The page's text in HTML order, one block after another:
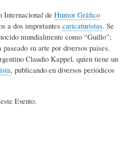
Internacional de Humor Gráfico
a dos importantes caricaturistas. Se
mundialmente como “Guillo”;
su arte por diversos países.
Claudio Kappel, quien tiene un
, publicando en diversos periódicos
Evento.